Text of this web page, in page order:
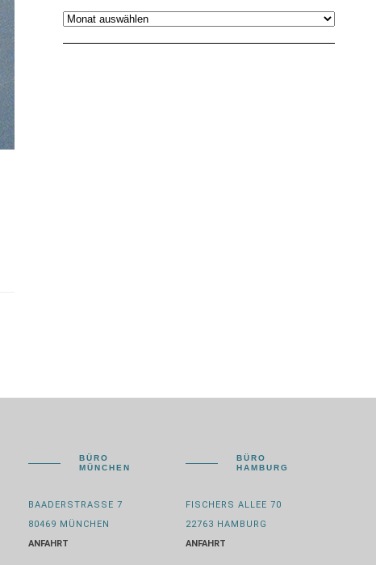
Archiv
BÜRO
MÜNCHEN
BAADERSTRASSE 7
80469 MÜNCHEN
ANFAHRT
BÜRO
HAMBURG
FISCHERS ALLEE 70
22763 HAMBURG
ANFAHRT